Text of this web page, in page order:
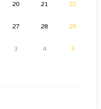
20 21 22
27 28 29
3 4 5